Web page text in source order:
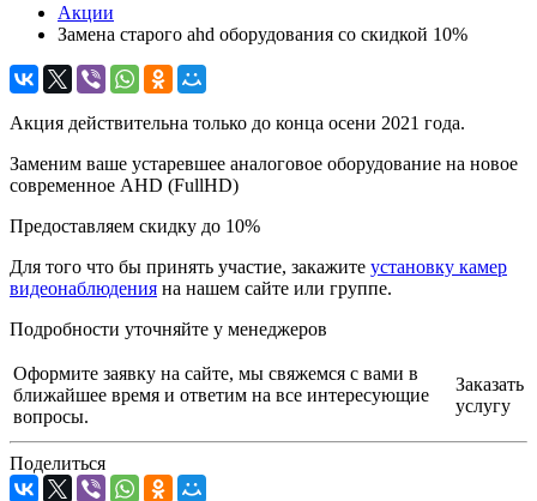
Акции
Замена старого ahd оборудования со скидкой 10%
Акция действительна только до конца осени 2021 года.
Заменим ваше устаревшее аналоговое оборудование на новое
современное AHD (FullHD)
Предоставляем скидку до 10%
Для того что бы принять участие, закажите установку камер
видеонаблюдения на нашем сайте или группе.
Подробности уточняйте у менеджеров
Оформите заявку на сайте, мы свяжемся с вами в
ближайшее время и ответим на все интересующие
вопросы.
Заказать
услугу
Поделиться